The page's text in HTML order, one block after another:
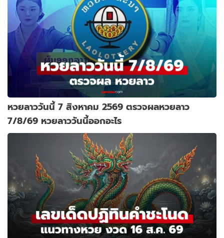
หวยลาววันนี้ 7 สิงหาคม 2569 ตรวจผลหวยลาว
7/8/69 หวยลาววันนี้ออกอะไร